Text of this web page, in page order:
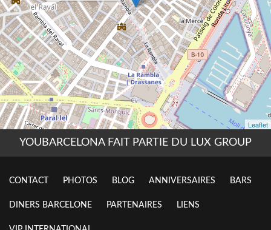
YOUBARCELONA FAIT PARTIE DU LUX GROUP
CONTACT PHOTOS BLOG ANNIVERSAIRES BARS
DINERS BARCELONE PARTENAIRES LIENS